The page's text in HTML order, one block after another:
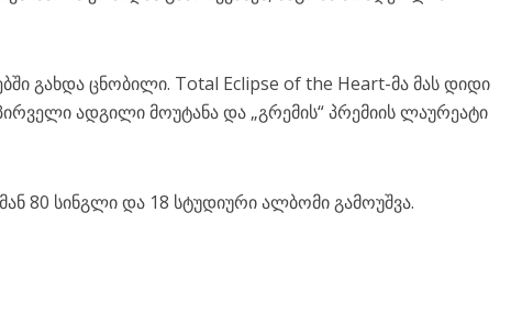
გახდა ცნობილი. Total Eclipse of the Heart-მა მას დიდი
ადგილი მოუტანა და „გრემის“ პრემიის ლაურეატი
80 სინგლი და 18 სტუდიური ალბომი გამოუშვა.